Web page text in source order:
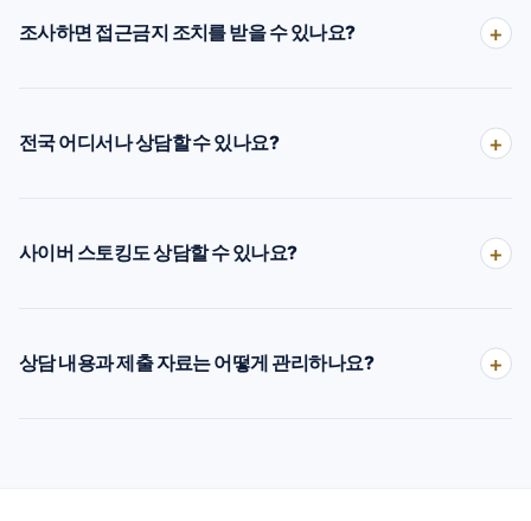
조사하면 접근금지 조치를 받을 수 있나요?
전국 어디서나 상담할 수 있나요?
사이버 스토킹도 상담할 수 있나요?
상담 내용과 제출 자료는 어떻게 관리하나요?